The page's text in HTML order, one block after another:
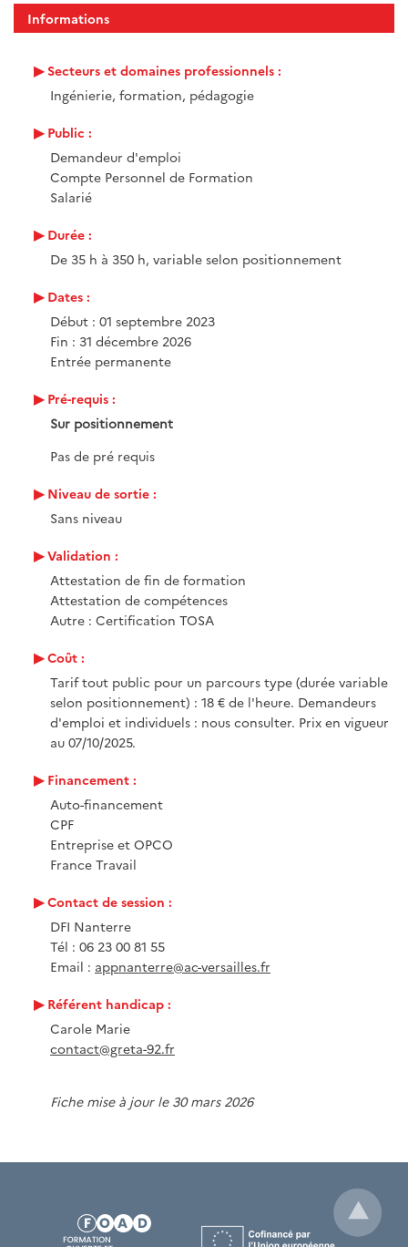
Informations
Secteurs et domaines professionnels :
Ingénierie, formation, pédagogie
Public :
Demandeur d'emploi
Compte Personnel de Formation
Salarié
Durée :
De 35 h à 350 h, variable selon positionnement
Dates :
Début : 01 septembre 2023
Fin : 31 décembre 2026
Entrée permanente
Pré-requis :
Sur positionnement
Pas de pré requis
Niveau de sortie :
Sans niveau
Validation :
Attestation de fin de formation
Attestation de compétences
Autre : Certification TOSA
Coût :
Tarif tout public pour un parcours type (durée variable
selon positionnement) : 18 € de l'heure. Demandeurs
d'emploi et individuels : nous consulter. Prix en vigueur
au 07/10/2025.
Financement :
Auto-financement
CPF
Entreprise et OPCO
France Travail
Contact de session :
DFI Nanterre
Tél : 06 23 00 81 55
Email : appnanterre@ac-versailles.fr
Référent handicap :
Carole Marie
contact@greta-92.fr
Fiche mise à jour le 30 mars 2026